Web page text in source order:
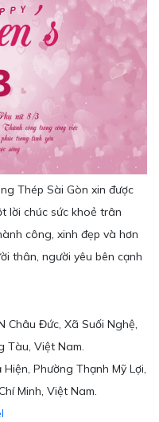
Thép Sài Gòn xin được
lời chúc sức khoẻ trân
công, xinh đẹp và hơn
thân, người yêu bên cạnh
Châu Đức, Xã Suối Nghệ,
Tàu, Việt Nam.
Phường Thạnh Mỹ Lợi,
Minh, Việt Nam.